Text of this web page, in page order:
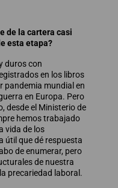
de la cartera casi
esta etapa?
duros con
en los libros
pandemia mundial en
en Europa. Pero
desde el Ministerio de
hemos trabajado
vida de los
útil que dé respuesta
de enumerar, pero
de nuestra
precariedad laboral.